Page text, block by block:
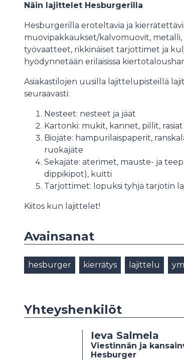
Näin lajittelet Hesburgerilla
Hesburgerilla eroteltavia ja
muovipakkaukset/kalvomuovit, metalli,
työvaatteet, rikkinäiset tarjottimet ja
hyödynnetään erilaisissa
Asiakastilojen uusilla lajittelupisteillä
seuraavasti:
Nesteet: nesteet ja jäät
Kartonki: mukit, kannet, pillit,
Biojäte: hampurilaispaperit,
ruokajäte
Sekajäte: aterimet, mauste- ja
dippikipot), kuitti
Tarjottimet: lopuksi tyhjä tarjotin
Kiitos kun lajittelet!
Avainsanat
hesburger kierrätys lajittelu
Yhteyshenkilöt
Ieva Salmela
Viestinnän ja
Hesburger